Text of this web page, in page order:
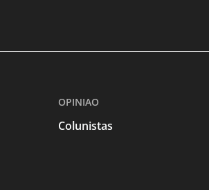
OPINIAO
Colunistas